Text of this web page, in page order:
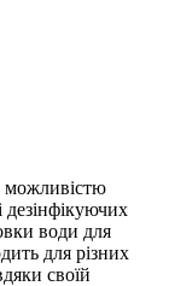
можливістю
дезінфікуючих
води для
для різних
своїй